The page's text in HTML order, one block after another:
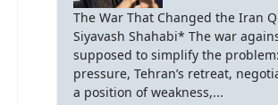
The War That Changed the Iran
Siyavash Shahabi* The war
supposed to simplify the
pressure, Tehran’s retreat,
a position of weakness,...